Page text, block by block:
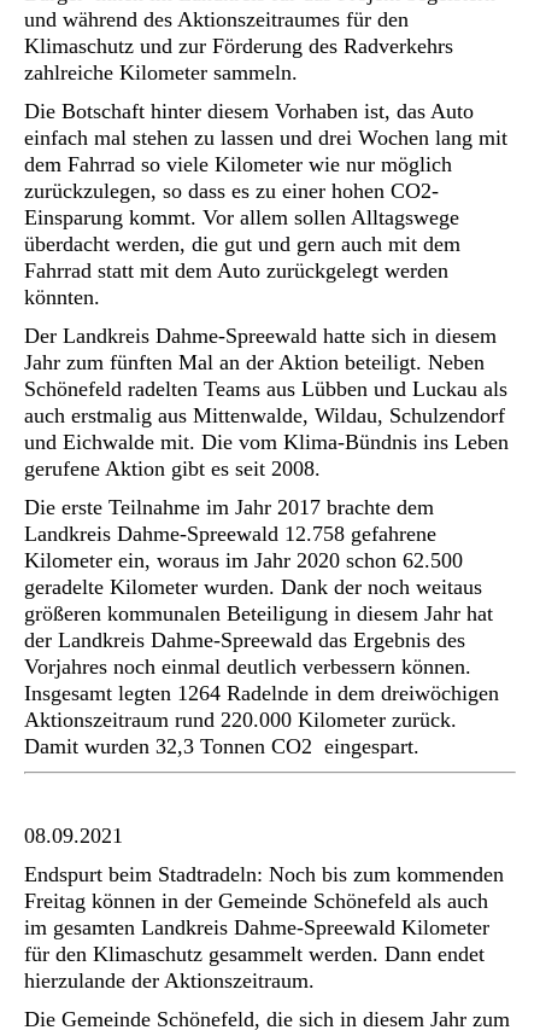
und während des Aktionszeitraumes für den
Klimaschutz und zur Förderung des Radverkehrs
zahlreiche Kilometer sammeln.
Die Botschaft hinter diesem Vorhaben ist, das Auto
einfach mal stehen zu lassen und drei Wochen lang mit
dem Fahrrad so viele Kilometer wie nur möglich
zurückzulegen, so dass es zu einer hohen CO2-
Einsparung kommt. Vor allem sollen Alltagswege
überdacht werden, die gut und gern auch mit dem
Fahrrad statt mit dem Auto zurückgelegt werden
könnten.
Der Landkreis Dahme-Spreewald hatte sich in diesem
Jahr zum fünften Mal an der Aktion beteiligt. Neben
Schönefeld radelten Teams aus Lübben und Luckau als
auch erstmalig aus Mittenwalde, Wildau, Schulzendorf
und Eichwalde mit. Die vom Klima-Bündnis ins Leben
gerufene Aktion gibt es seit 2008.
Die erste Teilnahme im Jahr 2017 brachte dem
Landkreis Dahme-Spreewald 12.758 gefahrene
Kilometer ein, woraus im Jahr 2020 schon 62.500
geradelte Kilometer wurden. Dank der noch weitaus
größeren kommunalen Beteiligung in diesem Jahr hat
der Landkreis Dahme-Spreewald das Ergebnis des
Vorjahres noch einmal deutlich verbessern können.
Insgesamt legten 1264 Radelnde in dem dreiwöchigen
Aktionszeitraum rund 220.000 Kilometer zurück.
Damit wurden 32,3 Tonnen CO2 eingespart.
08.09.2021
Endspurt beim Stadtradeln: Noch bis zum kommenden
Freitag können in der Gemeinde Schönefeld als auch
im gesamten Landkreis Dahme-Spreewald Kilometer
für den Klimaschutz gesammelt werden. Dann endet
hierzulande der Aktionszeitraum.
Die Gemeinde Schönefeld, die sich in diesem Jahr zum